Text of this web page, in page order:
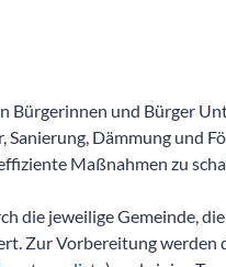
Bürgerinnen und Bürger
Dämmung und
Maßnahmen zu
die jeweilige Gemeinde,
Zur Vorbereitung werden